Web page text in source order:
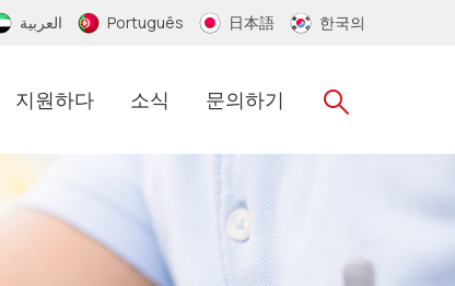
العربية Português 日本語 한국의
지원하다 소식 문의하기